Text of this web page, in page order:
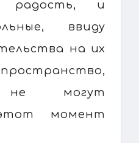
радость, и
ввиду
на их
не могут
момент